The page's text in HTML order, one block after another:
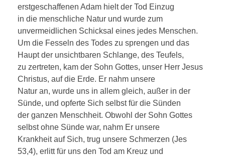
erstgeschaffenen Adam hielt der Tod Einzug
in die menschliche Natur und wurde zum
unvermeidlichen Schicksal eines jedes Menschen.
Um die Fesseln des Todes zu sprengen und das
Haupt der unsichtbaren Schlange, des Teufels,
zu zertreten, kam der Sohn Gottes, unser Herr Jesus
Christus, auf die Erde. Er nahm unsere
Natur an, wurde uns in allem gleich, außer in der
Sünde, und opferte Sich selbst für die Sünden
der ganzen Menschheit. Obwohl der Sohn Gottes
selbst ohne Sünde war, nahm Er unsere
Krankheit auf Sich, trug unsere Schmerzen (Jes
53,4), erlitt für uns den Tod am Kreuz und